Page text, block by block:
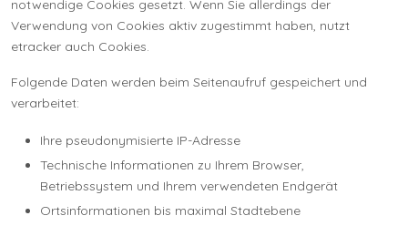
notwendige Cookies gesetzt. Wenn Sie allerdings der
Verwendung von Cookies aktiv zugestimmt haben, nutzt
etracker auch Cookies.
Folgende Daten werden beim Seitenaufruf gespeichert und
verarbeitet:
Ihre pseudonymisierte IP-Adresse
Technische Informationen zu Ihrem Browser,
Betriebssystem und Ihrem verwendeten Endgerät
Ortsinformationen bis maximal Stadtebene